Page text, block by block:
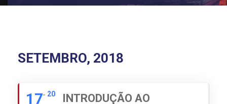
SETEMBRO, 2018
17 20
INTRODUÇÃO AO